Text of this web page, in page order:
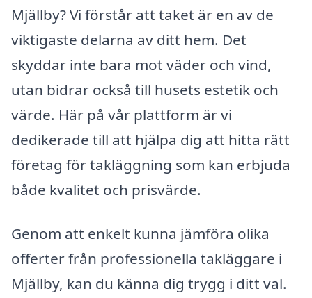
Mjällby? Vi förstår att taket är en av de
viktigaste delarna av ditt hem. Det
skyddar inte bara mot väder och vind,
utan bidrar också till husets estetik och
värde. Här på vår plattform är vi
dedikerade till att hjälpa dig att hitta rätt
företag för takläggning som kan erbjuda
både kvalitet och prisvärde.
Genom att enkelt kunna jämföra olika
offerter från professionella takläggare i
Mjällby, kan du känna dig trygg i ditt val.